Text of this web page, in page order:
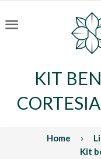
KIT
Home ›
Kit